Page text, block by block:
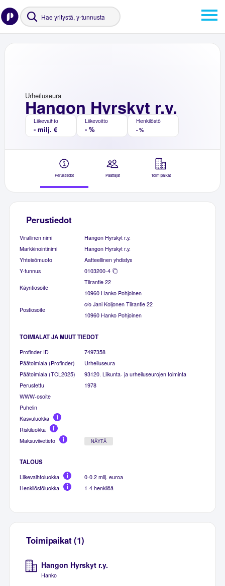
Hangon Hyrskyt r.y.
Urheiluseura
Liikevaihto
- milj. €
Liikevoitto
- %
Henkilöstö
- %
Perustiedot Päättäjät Toimipaikat
Perustiedot
Virallinen nimi
Hangon Hyrskyt r.y.
Markkinointinimi
Hangon Hyrskyt r.y.
Yhteisömuoto
Aatteellinen yhdistys
Y-tunnus
0103200-4
Käyntiosoite
Tiirantie 22
10960 Hanko Pohjoinen
Postiosoite
c/o Jani Koljonen Tiirantie 22
10960 Hanko Pohjoinen
TOIMIALAT JA MUUT TIEDOT
Profinder ID
7497358
Päätoimiala (Profinder)
Urheiluseura
Päätoimiala (TOL2025)
93120. Liikunta- ja urheiluseurojen toiminta
Perustettu
1978
WWW-osoite
Puhelin
Kasvuluokka
Riskiluokka
Maksuviivetieto
NÄYTÄ
TALOUS
Liikevaihtoluokka
0-0.2 milj. euroa
Henkilöstöluokka
1-4 henkilöä
Toimipaikat (1)
Hangon Hyrskyt r.y.
Hanko